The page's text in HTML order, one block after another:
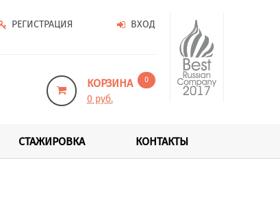
ВХОД
РЕГИСТРАЦИЯ
КОРЗИНА 0
0 руб.
СТАЖИРОВКА КОНТАКТЫ